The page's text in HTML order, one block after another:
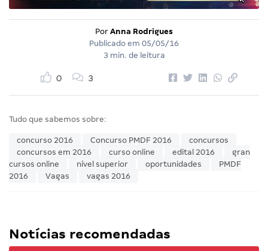
Por Anna Rodrigues
Publicado em 05/05/16
3 min. de leitura
0 3
Tudo que sabemos sobre:
concurso 2016 Concurso PMDF 2016
concursos
concursos em 2016
curso online edital 2016
gran
cursos online
nível superior oportunidades
PMDF
2016
Vagas vagas 2016
Notícias recomendadas